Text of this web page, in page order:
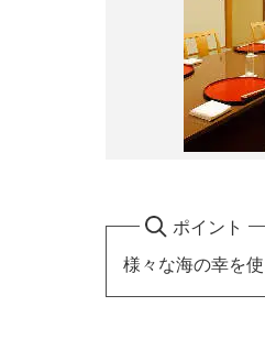
ポイント
様々な海の幸を